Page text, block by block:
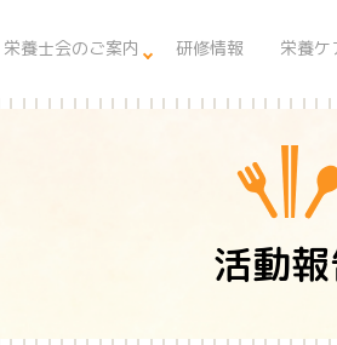
栄養士会のご案内 研修情報 栄養ケ
活動